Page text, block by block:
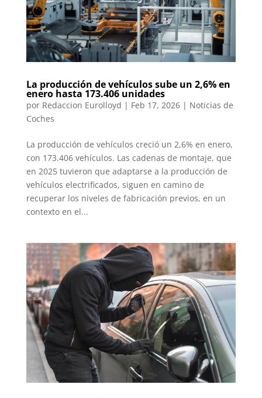
La producción de vehículos sube un 2,6% en
enero hasta 173.406 unidades
por Redaccion Eurolloyd | Feb 17, 2026| Noticias de
Coches
La producción de vehículos creció un 2,6% en enero,
con 173.406 vehículos. Las cadenas de montaje, que
en 2025 tuvieron que adaptarse a la producción de
vehículos electrificados, siguen en camino de
recuperar los niveles de fabricación previos, en un
contexto en el...